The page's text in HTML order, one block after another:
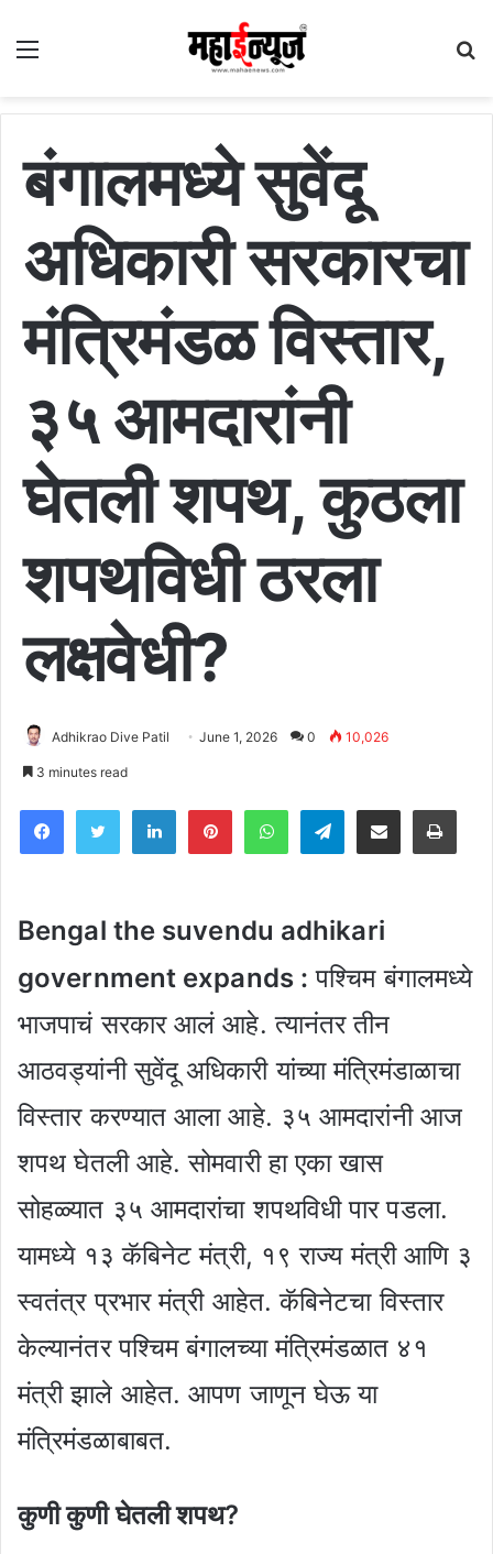
Menu
बंगालमध्ये सुवेंदू
अधिकारी सरकारचा
मंत्रिमंडळ विस्तार,
३५ आमदारांनी
घेतली शपथ, कुठला
शपथविधी ठरला
लक्षवेधी?
Adhikrao Dive Patil June 1, 2026 0 10,026
3 minutes read
Facebook
TwitterLinkedInPinterestWhatsApp
Telegram
Share via Email
Bengal the suvendu adhikari
government expands : पश्चिम बंगालमध्ये
भाजपाचं सरकार आलं आहे. त्यानंतर तीन
आठवड्यांनी सुवेंदू अधिकारी यांच्या मंत्रिमंडाळाचा
विस्तार करण्यात आला आहे. ३५ आमदारांनी आज
शपथ घेतली आहे. सोमवारी हा एका खास
सोहळ्यात ३५ आमदारांचा शपथविधी पार पडला.
यामध्ये १३ कॅबिनेट मंत्री, १९ राज्य मंत्री आणि ३
स्वतंत्र प्रभार मंत्री आहेत. कॅबिनेटचा विस्तार
केल्यानंतर पश्चिम बंगालच्या मंत्रिमंडळात ४१
मंत्री झाले आहेत. आपण जाणून घेऊ या
मंत्रिमंडळाबाबत.
कुणी कुणी घेतली शपथ?